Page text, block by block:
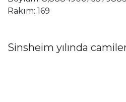
Rakım: 169
Sinsheim yılında